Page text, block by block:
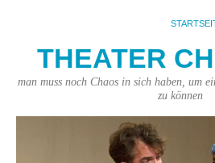
THEATER
man muss noch Chaos in sich haben, um
zu können